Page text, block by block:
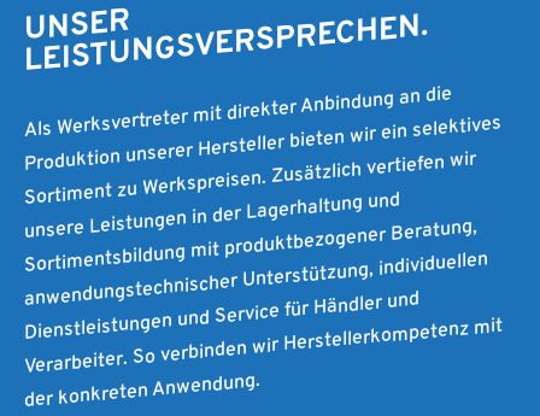
UNSER
LEISTUNGSVERSPRECHEN.
Als Werksvertreter mit direkter Anbindung an die
Produktion unserer Hersteller bieten wir ein selektives
Sortiment zu Werkspreisen. Zusätzlich vertiefen wir
unsere Leistungen in der Lagerhaltung und
Sortimentsbildung mit produktbezogener Beratung,
anwendungstechnischer Unterstützung, individuellen
Dienstleistungen und Service für Händler und
Verarbeiter. So verbinden wir Herstellerkompetenz mit
der konkreten Anwendung.